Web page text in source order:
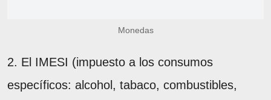
Monedas
2. El IMESI (impuesto a los consumos
específicos: alcohol, tabaco, combustibles,